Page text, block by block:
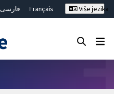
فارسی
Français
Više jezika